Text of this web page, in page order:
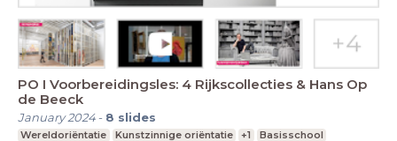
PO I Voorbereidingsles: 4 Rijkscollecties & Hans Op
de Beeck
January 2024- 8 slides
Wereldoriëntatie Kunstzinnige oriëntatie +1
Basisschool